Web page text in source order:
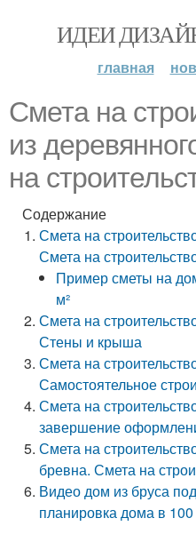
ИДЕИ
главная
Смета на
из
на
Содержание
Смета на
Смета на
Пример сметы на
м²
Смета на
Стены и крыша
Смета на
Самостоятельное
Смета на
завершение
Смета на
бревна. Смета на
Видео дом из бруса
планировка дома в